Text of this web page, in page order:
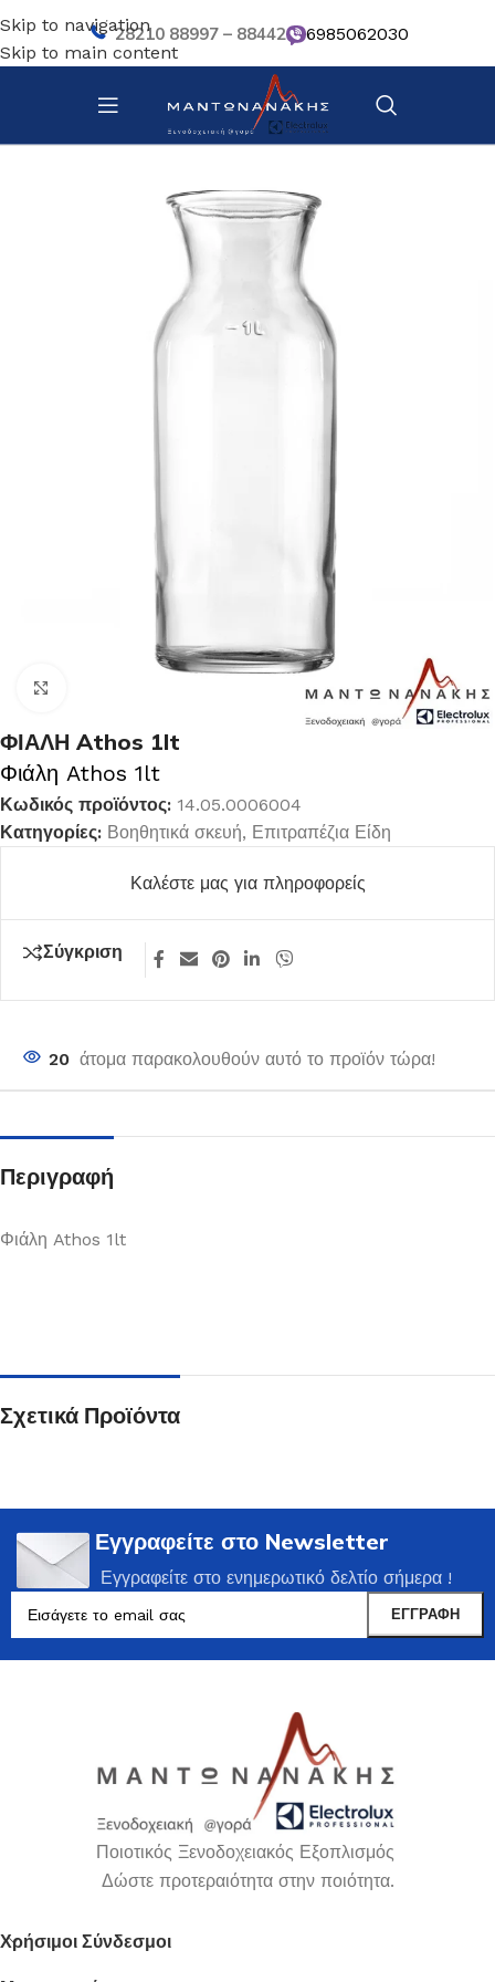
Skip to navigation
Skip to main content
28210 88997 – 88442 6985062030
Αρχική σελίδα/ Επιτραπέζια Είδη/ Βοηθητικά σκευή
ΦΙΑΛΗ Athos 1lt
Φιάλη Athos 1lt
Κωδικός προϊόντος: 14.05.0006004
Κατηγορίες: Βοηθητικά σκευή, Επιτραπέζια Είδη
Καλέστε μας για πληροφορείς
Σύγκριση
20 άτομα παρακολουθούν αυτό το προϊόν τώρα!
Περιγραφή
Φιάλη Athos 1lt
Σχετικά Προϊόντα
Εγγραφείτε στο Newsletter
Εγγραφείτε στο ενημερωτικό δελτίο σήμερα !
Ποιοτικός Ξενοδοχειακός Εξοπλισμός
Δώστε προτεραιότητα στην ποιότητα.
Χρήσιμοι Σύνδεσμοι